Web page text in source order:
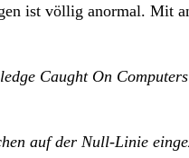
ist völlig anormal. Mit
Caught On
auf der Null-Linie